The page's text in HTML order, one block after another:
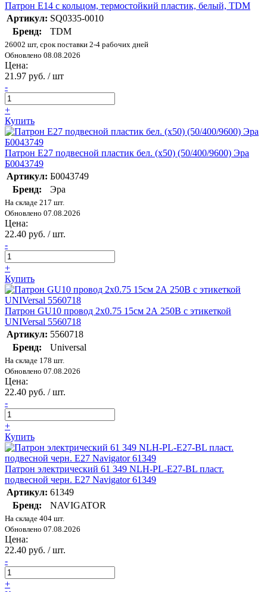
Патрон Е14 с кольцом, термостойкий пластик, белый, TDM
Артикул: SQ0335-0010
Бренд:
TDM
26002 шт, срок поставки 2-4 рабочих дней
Обновлено 08.08.2026
Цена:
21.97 руб. / шт
-
+
Купить
Патрон E27 подвесной пластик бел. (х50) (50/400/9600) Эра
Б0043749
Артикул: Б0043749
Бренд:
Эра
На складе 217 шт.
Обновлено 07.08.2026
Цена:
22.40 руб. / шт.
-
+
Купить
Патрон GU10 провод 2х0.75 15см 2А 250В с этикеткой
UNIVersal 5560718
Артикул: 5560718
Бренд:
Universal
На складе 178 шт.
Обновлено 07.08.2026
Цена:
22.40 руб. / шт.
-
+
Купить
Патрон электрический 61 349 NLH-PL-E27-BL пласт.
подвесной черн. E27 Navigator 61349
Артикул: 61349
Бренд:
NAVIGATOR
На складе 404 шт.
Обновлено 07.08.2026
Цена:
22.40 руб. / шт.
-
+